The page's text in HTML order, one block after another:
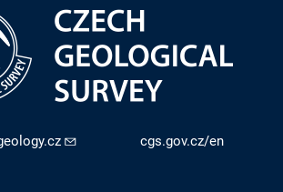
cgs.gov.cz/en